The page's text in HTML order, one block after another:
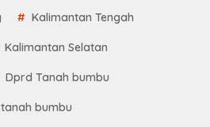
Kalimantan Tengah
Kalimantan Selatan
Dprd Tanah bumbu
bumbu